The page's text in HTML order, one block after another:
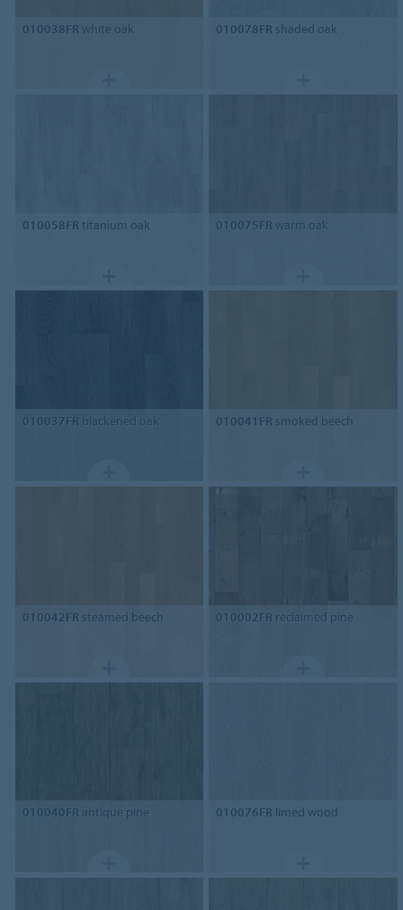
010038FR white oak 010078FR shaded oak
010058FR titanium oak 010075FR warm oak
010037FR blackened oak 010041FR smoked beech
010042FR steamed beech 010002FR reclaimed pine
010040FR antique pine 010076FR limed wood